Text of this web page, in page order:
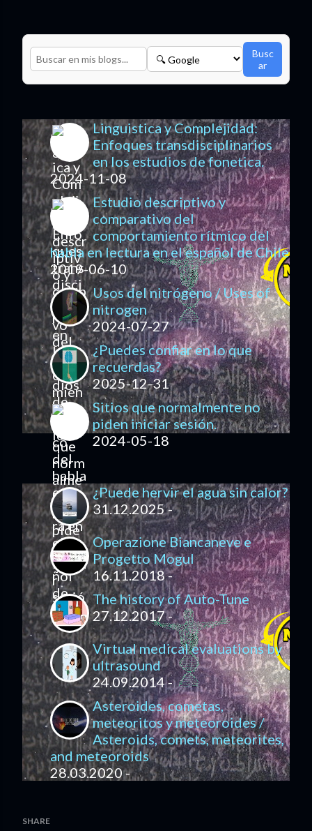
Busc
ar
Linguistica y Complejidad:
Enfoques transdisciplinarios
en los estudios de fonetica.
2024-11-08
Estudio descriptivo y
comparativo del
comportamiento rítmico del
habla en lectura en el español de Chile
2019-06-10
Usos del nitrógeno / Uses of
nitrogen
2024-07-27
¿Puedes confiar en lo que
recuerdas?
2025-12-31
Sitios que normalmente no
piden iniciar sesión.
2024-05-18
¿Puede hervir el agua sin calor?
31.12.2025 -
Operazione Biancaneve e
Progetto Mogul
16.11.2018 -
The history of Auto-Tune
27.12.2017 -
Virtual medical evaluations by
ultrasound
24.09.2014 -
Asteroides, cometas,
meteoritos y meteoroides /
Asteroids, comets, meteorites,
and meteoroids
28.03.2020 -
SHARE